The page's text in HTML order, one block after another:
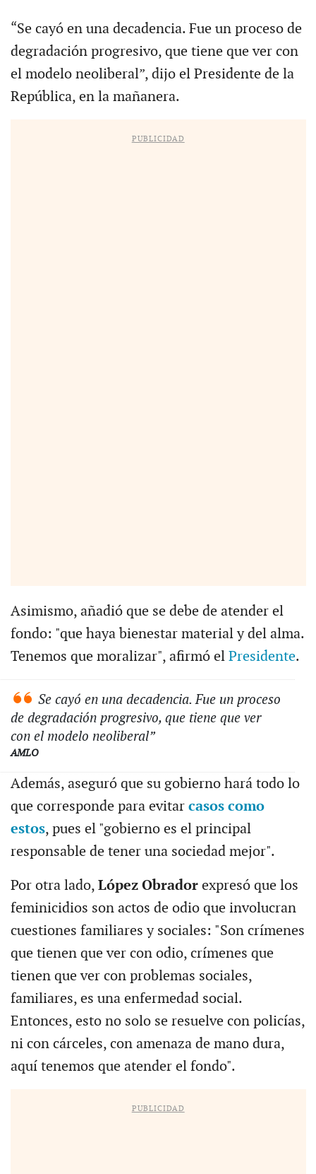
“Se cayó en una decadencia. Fue un proceso de
degradación progresivo, que tiene que ver con
el modelo neoliberal”, dijo el Presidente de la
República, en la mañanera.
PUBLICIDAD
Asimismo, añadió que se debe de atender el
fondo: "que haya bienestar material y del alma.
Tenemos que moralizar", afirmó el Presidente.
Se cayó en una decadencia. Fue un proceso
de degradación progresivo, que tiene que ver
con el modelo neoliberal”
AMLO
Además, aseguró que su gobierno hará todo lo
que corresponde para evitar casos como
estos, pues el "gobierno es el principal
responsable de tener una sociedad mejor".
Por otra lado, López Obradorexpresó que los
feminicidios son actos de odio que involucran
cuestiones familiares y sociales: "Son crímenes
que tienen que ver con odio, crímenes que
tienen que ver con problemas sociales,
familiares, es una enfermedad social.
Entonces, esto no solo se resuelve con policías,
ni con cárceles, con amenaza de mano dura,
aquí tenemos que atender el fondo".
PUBLICIDAD